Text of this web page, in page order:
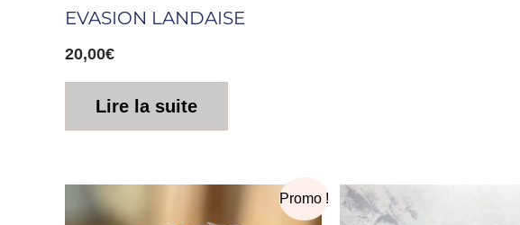
EVASION LANDAISE
20,00€
Lire la suite
Promo !
prix